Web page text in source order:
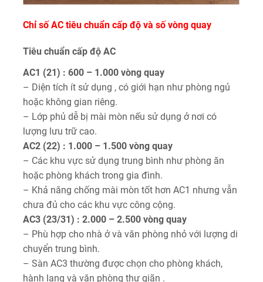
Chỉ số AC tiêu chuẩn cấp độ và số vòng quay
Tiêu chuẩn cấp độ AC
AC1 (21) : 600 – 1.000 vòng quay
– Diện tích ít sử dụng , có giới hạn như phòng ngủ
hoặc không gian riêng.
– Lớp phủ dễ bị mài mòn nếu sử dụng ở nơi có
lượng lưu trữ cao.
AC2 (22) : 1.000 – 1.500 vòng quay
– Các khu vực sử dụng trung bình như phòng ăn
hoặc phòng khách trong gia đình.
– Khả năng chống mài mòn tốt hơn AC1 nhưng vẫn
chưa đủ cho các khu vực công cộng.
AC3 (23/31) : 2.000 – 2.500 vòng quay
– Phù hợp cho nhà ở và văn phòng nhỏ với lượng di
chuyển trung bình.
– Sàn AC3 thường được chọn cho phòng khách,
hành lang và văn phòng thư giãn .